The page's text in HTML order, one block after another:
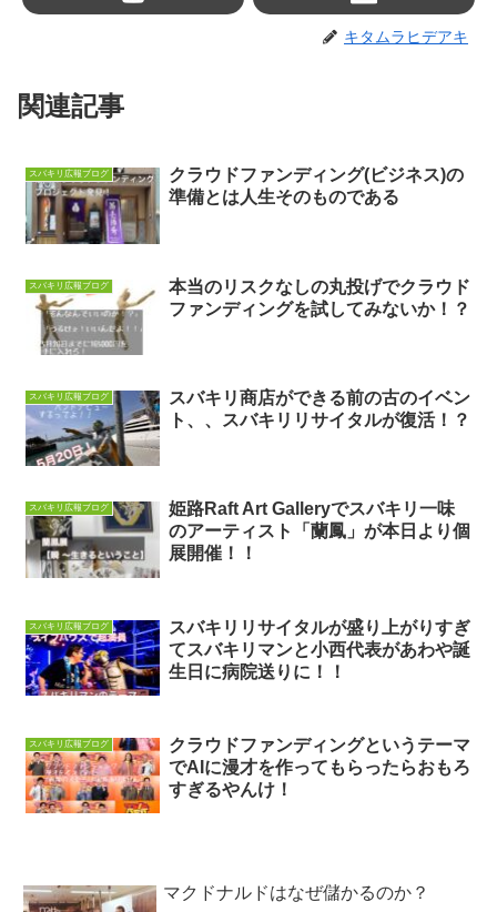
キタムラヒデアキ
関連記事
スバキリ広報ブログ
クラウドファンディング(ビジネス)の
準備とは人生そのものである
スバキリ広報ブログ
本当のリスクなしの丸投げでクラウド
ファンディングを試してみないか！？
スバキリ広報ブログ
スバキリ商店ができる前の古のイベン
ト、、スバキリリサイタルが復活！？
スバキリ広報ブログ
姫路Raft Art Galleryでスバキリ一味
のアーティスト「蘭鳳」が本日より個
展開催！！
スバキリ広報ブログ
スバキリリサイタルが盛り上がりすぎ
てスバキリマンと小西代表があわや誕
生日に病院送りに！！
スバキリ広報ブログ
クラウドファンディングというテーマ
でAIに漫才を作ってもらったらおもろ
すぎるやんけ！
マクドナルドはなぜ儲かるのか？